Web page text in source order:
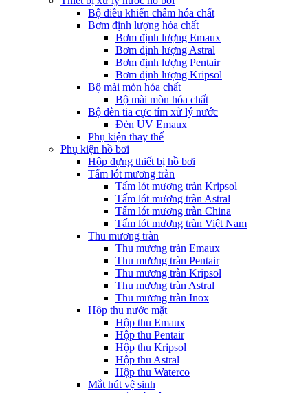
Bộ điều khiển châm hóa chất
Bơm định lượng hóa chất
Bơm định lượng Emaux
Bơm định lượng Astral
Bơm định lượng Pentair
Bơm định lượng Kripsol
Bộ mài mòn hóa chất
Bộ mài mòn hóa chất
Bộ đèn tia cực tím xử lý nước
Đèn UV Emaux
Phụ kiện thay thế
Phụ kiện hồ bơi
Hộp đựng thiết bị hồ bơi
Tấm lót mương tràn
Tấm lót mương tràn Kripsol
Tấm lót mương tràn Astral
Tấm lót mương tràn China
Tấm lót mương tràn Việt Nam
Thu mương tràn
Thu mương tràn Emaux
Thu mương tràn Pentair
Thu mương tràn Kripsol
Thu mương tràn Astral
Thu mương tràn Inox
Hôp thu nước mặt
Hộp thu Emaux
Hộp thu Pentair
Hộp thu Kripsol
Hộp thu Astral
Hộp thu Waterco
Mắt hút vệ sinh